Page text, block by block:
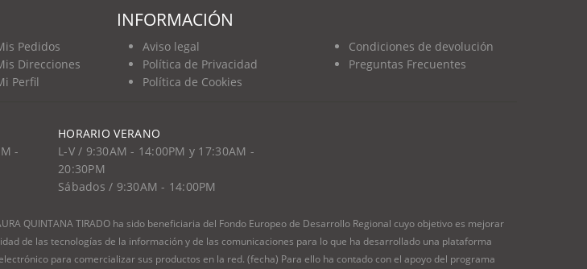
Pedidos
Direcciones
Perfil
INFORMACIÓN
Aviso legal
Política de Privacidad
Política de Cookies
Condiciones de devolución
Preguntas Frecuentes
-
HORARIO VERANO
L-V / 9:30AM - 14:00PM y 17:30AM -
20:30PM
Sábados / 9:30AM - 14:00PM
QUINTANA TIRADO ha sido beneficiaria del Fondo Europeo de Desarrollo Regional cuyo objetivo es mejorar
de las tecnologías de la información y de las comunicaciones para lo que ha desarrollado una plataforma
para comercializar sus productos en la red. (fecha) Para ello ha contado con el apoyo del programa